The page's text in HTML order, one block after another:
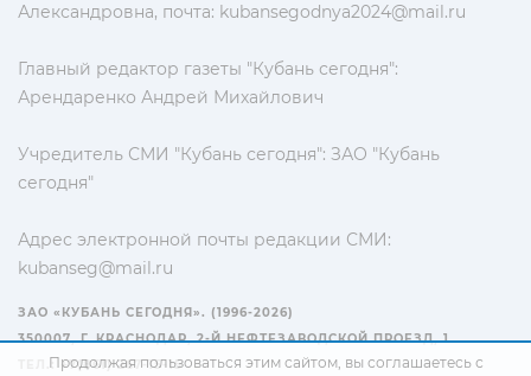
Александровна, почта: kubansegodnya2024@mail.ru
Главный редактор газеты "Кубань сегодня":
Арендаренко Андрей Михайлович
Учредитель СМИ "Кубань сегодня": ЗАО "Кубань
сегодня"
Адрес электронной почты редакции СМИ:
kubanseg@mail.ru
ЗАО «КУБАНЬ СЕГОДНЯ». (1996-2026)
350007, Г. КРАСНОДАР, 2-Й НЕФТЕЗАВОДСКОЙ ПРОЕЗД, 1
ТЕЛ.: +7(861) 267-15-15
Продолжая пользоваться этим сайтом, вы соглашаетесь с